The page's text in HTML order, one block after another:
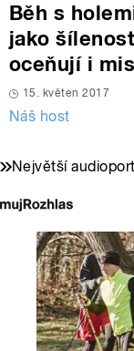
Běh s
jako
oceňují i
15. květen 2017
Náš host
Největší